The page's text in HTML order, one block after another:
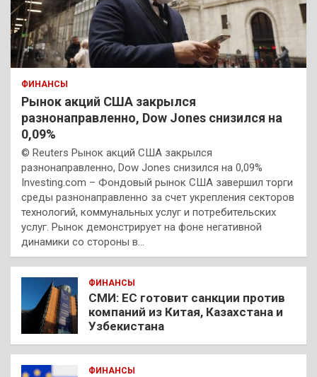
ФИНАНСЫ
Рынок акций США закрылся
разнонаправленно, Dow Jones снизился на
0,09%
© Reuters Рынок акций США закрылся
разнонаправленно, Dow Jones снизился на 0,09%
Investing.com – Фондовый рынок США завершил торги
среды разнонаправленно за счет укрепления секторов
технологий, коммунальных услуг и потребительских
услуг. Рынок демонстрирует на фоне негативной
динамики со стороны в…
ФИНАНСЫ
СМИ: ЕС готовит санкции против
компаний из Китая, Казахстана и
Узбекистана
ФИНАНСЫ